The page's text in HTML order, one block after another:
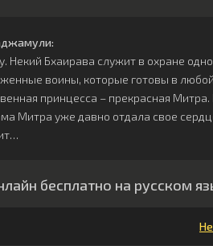
:
Некий Бхаирава служит в охране
воины, которые готовы в
принцесса – прекрасная
Митра уже давно отдала свое
бесплатно на русском